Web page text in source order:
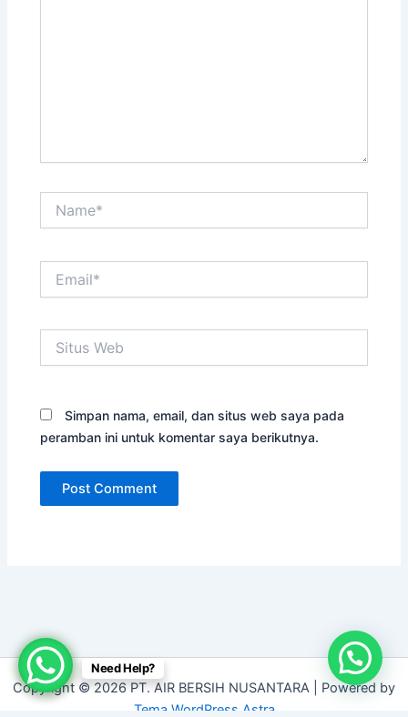
Web
Simpan nama, email, dan situs web saya pada
peramban ini untuk komentar saya berikutnya.
Copyright © 2026 PT. AIR BERSIH NUSANTARA | Powered by
Tema WordPress Astra
Need Help?